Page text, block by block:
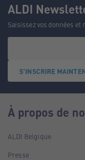
ALDI
Saisissez vos données et
S'INSCRIRE
À propos de
ALDI Belgique
Presse